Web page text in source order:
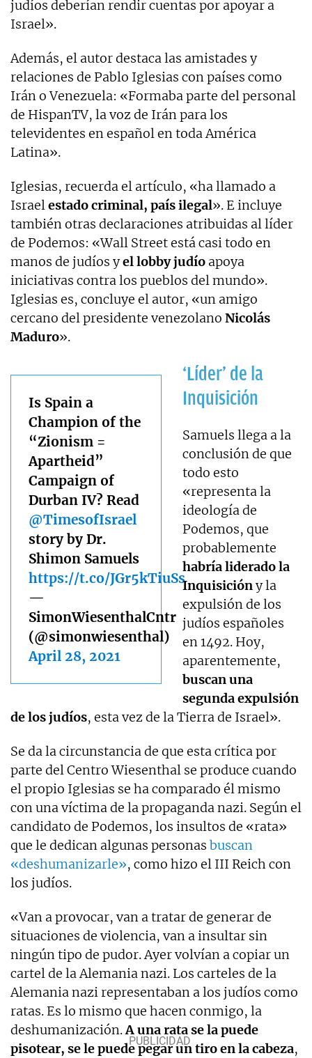
judíos deberían rendir cuentas por apoyar a
Israel».
Además, el autor destaca las amistades y
relaciones de Pablo Iglesias con países como
Irán o Venezuela: «Formaba parte del personal
de HispanTV, la voz de Irán para los
televidentes en español en toda América
Latina».
Iglesias, recuerda el artículo, «ha llamado a
Israelestado criminal, país ilegal». E incluye
también otras declaraciones atribuidas al líder
de Podemos: «Wall Street está casi todo en
manos de judíos yel lobby judío apoya
iniciativas contra los pueblos del mundo».
Iglesias es, concluye el autor, «un amigo
cercano del presidente venezolano Nicolás
Maduro».
Is Spain a
Champion of the
“Zionism =
Apartheid”
Campaign of
Durban IV? Read
@TimesofIsrael
story by Dr.
Shimon Samuels
https://t.co/JGr5kTiuSs
—
SimonWiesenthalCntr
(@simonwiesenthal)
April 28, 2021
‘Líder’ de la
Inquisición
Samuels llega a la
conclusión de que
todo esto
«representa la
ideología de
Podemos, que
probablemente
habría liderado la
Inquisicióny la
expulsión de los
judíos españoles
en 1492. Hoy,
aparentemente,
buscan una
segunda expulsión
de los judíos, esta vez de la Tierra de Israel».
Se da la circunstancia de que esta crítica por
parte del Centro Wiesenthal se produce cuando
el propio Iglesias se ha comparado él mismo
con una víctima de la propaganda nazi. Según el
candidato de Podemos, los insultos de «rata»
que le dedican algunas personas buscan
«deshumanizarle», como hizo el III Reich con
los judíos.
«Van a provocar, van a tratar de generar de
situaciones de violencia, van a insultar sin
ningún tipo de pudor. Ayer volvían a copiar un
cartel de la Alemania nazi. Los carteles de la
Alemania nazi representaban a los judíos como
ratas. Es lo mismo que hacen conmigo, la
deshumanización.A una rata se la puede
pisotear, se le puede pegar un tiro en la cabeza,